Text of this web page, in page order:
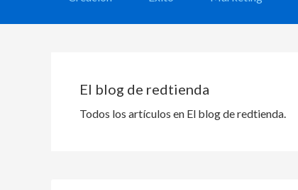
navigation
El blog de redtienda
Todos los artículos en El blog de redtienda.